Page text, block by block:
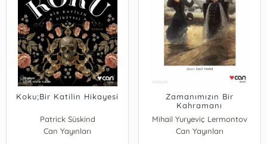
Koku;Bir Katilin Hikayesi
Patrick Süskind
Can Yayınları
Zamanımızın Bir
Kahramanı
Mihail Yuryeviç Lermontov
Can Yayınları